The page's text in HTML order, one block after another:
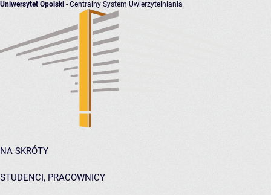
Uniwersytet Opolski - Centralny System Uwierzytelniania
NA SKRÓTY
STUDENCI, PRACOWNICY